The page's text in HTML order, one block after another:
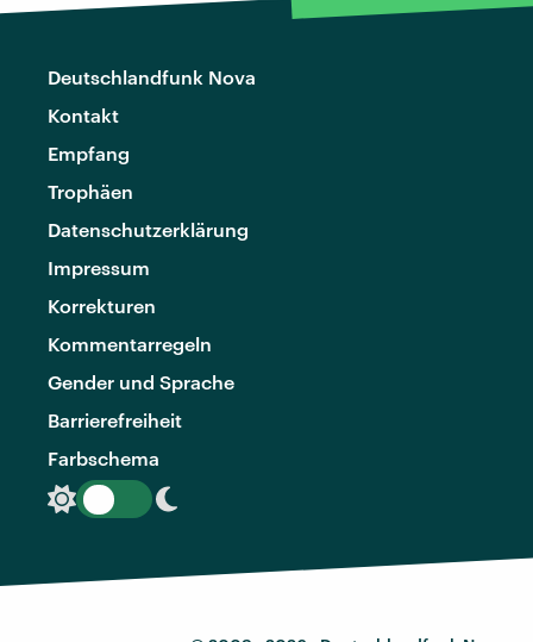
Deutschlandfunk Nova
Kontakt
Empfang
Trophäen
Datenschutzerklärung
Impressum
Korrekturen
Kommentarregeln
Gender und Sprache
Barrierefreiheit
Farbschema